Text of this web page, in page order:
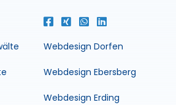
Webdesign Dorfen
Webdesign Ebersberg
Webdesign Erding